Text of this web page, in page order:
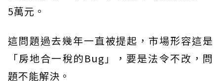
5萬元。
這問題過去幾年一直被提起，市場形容這是
「房地合一稅的Bug」，要是法令不改，問
題不能解決。